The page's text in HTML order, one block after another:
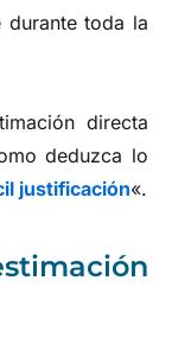
durante toda la
directa
deduzca lo
justificación«.